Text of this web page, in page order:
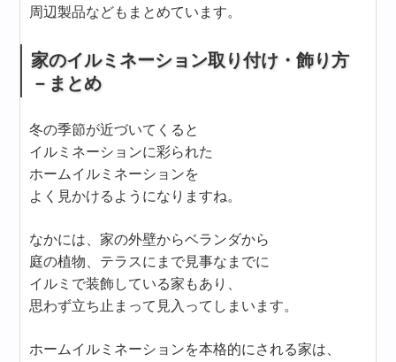
周辺製品などもまとめています。
家のイルミネーション取り付け・飾り方
－まとめ
冬の季節が近づいてくると
イルミネーションに彩られた
ホームイルミネーションを
よく見かけるようになりますね。
なかには、家の外壁からベランダから
庭の植物、テラスにまで見事なまでに
イルミで装飾している家もあり、
思わず立ち止まって見入ってしまいます。
ホームイルミネーションを本格的にされる家は、